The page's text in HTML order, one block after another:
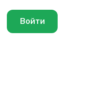
Войти